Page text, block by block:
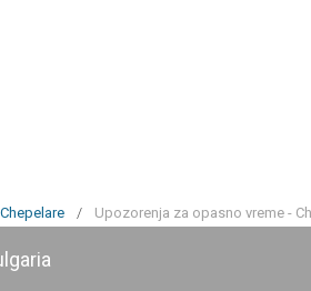
/ Upozorenja za opasno vreme -